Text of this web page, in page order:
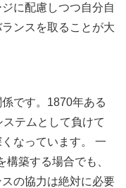
に配慮しつつ自分自
ンスを取ることが大
です。1870年ある
テムとして負けて
なっています。 一
築する場合でも、
の協力は絶対に必要